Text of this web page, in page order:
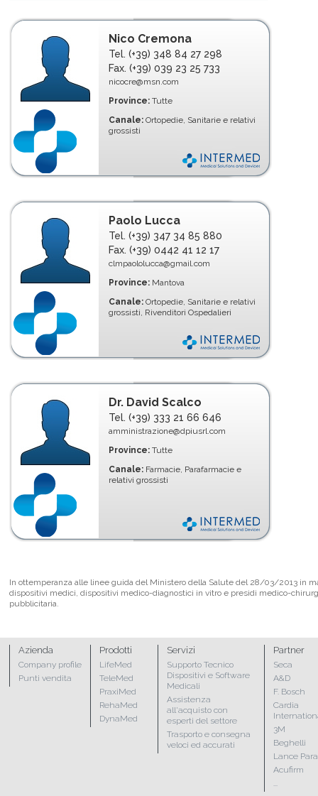
Nico Cremona
Tel. (+39) 348 84 27 298
Fax. (+39) 039 23 25 733
nicocre@msn.com
Province:Tutte
Canale:Ortopedie, Sanitarie e relativi
grossisti
Paolo Lucca
Tel. (+39) 347 34 85 880
Fax. (+39) 0442 41 12 17
clmpaololucca@gmail.com
Province:Mantova
Canale:Ortopedie, Sanitarie e relativi
grossisti, Rivenditori Ospedalieri
Dr. David Scalco
Tel. (+39) 333 21 66 646
amministrazione@dpiusrl.com
Province:Tutte
Canale:Farmacie, Parafarmacie e
relativi grossisti
In ottemperanza alle linee guida del Ministero della Salute del 28/03/2013 in
dispositivi medici, dispositivi medico-diagnostici in vitro e presidi medico-
pubblicitaria.
Azienda
Company profile
Punti vendita
Prodotti
LifeMed
TeleMed
PraxiMed
RehaMed
DynaMed
Servizi
Supporto Tecnico
Dispositivi e Software
Medicali
Assistenza
all'acquisto con
esperti del settore
Trasporto e consegna
veloci ed accurati
Partner
Seca
A&D
F. Bosch
Cardia
3M
Beghelli
Lance
Acufirm
...